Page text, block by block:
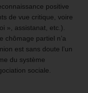
positive
de vue critique, voire
», assistanat, etc.).
chômage partiel n’a
est sans doute l’un
du système
sociale.